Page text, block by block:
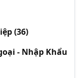
(36)
- Nhập Khẩu